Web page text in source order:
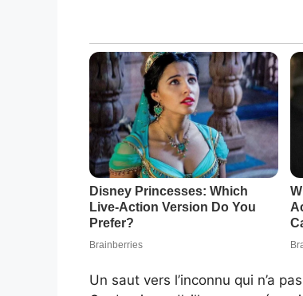
Un saut vers l’inconnu qui n’a